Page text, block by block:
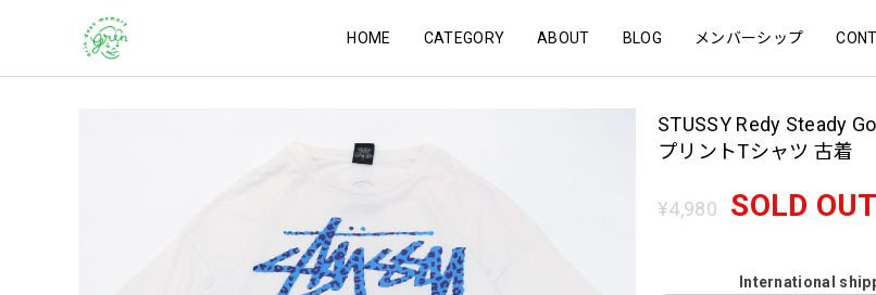
HOME CATEGORY ABOUT BLOG メンバーシップ
STUSSY Redy Steady
プリントTシャツ 古着
¥4,980 SOLD OUT
International